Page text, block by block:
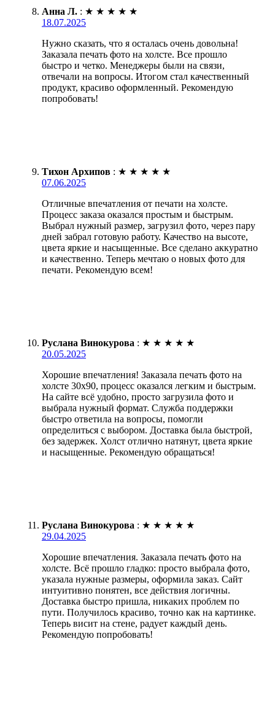
Анна Л. : ★ ★ ★ ★ ★
18.07.2025
Нужно сказать, что я осталась очень довольна!
Заказала печать фото на холсте. Все прошло
быстро и четко. Менеджеры были на связи,
отвечали на вопросы. Итогом стал качественный
продукт, красиво оформленный. Рекомендую
попробовать!
Тихон Архипов : ★ ★ ★ ★ ★
07.06.2025
Отличные впечатления от печати на холсте.
Процесс заказа оказался простым и быстрым.
Выбрал нужный размер, загрузил фото, через пару
дней забрал готовую работу. Качество на высоте,
цвета яркие и насыщенные. Все сделано аккуратно
и качественно. Теперь мечтаю о новых фото для
печати. Рекомендую всем!
Руслана Винокурова : ★ ★ ★ ★ ★
20.05.2025
Хорошие впечатления! Заказала печать фото на
холсте 30х90, процесс оказался легким и быстрым.
На сайте всё удобно, просто загрузила фото и
выбрала нужный формат. Служба поддержки
быстро ответила на вопросы, помогли
определиться с выбором. Доставка была быстрой,
без задержек. Холст отлично натянут, цвета яркие
и насыщенные. Рекомендую обращаться!
Руслана Винокурова : ★ ★ ★ ★ ★
29.04.2025
Хорошие впечатления. Заказала печать фото на
холсте. Всё прошло гладко: просто выбрала фото,
указала нужные размеры, оформила заказ. Сайт
интуитивно понятен, все действия логичны.
Доставка быстро пришла, никаких проблем по
пути. Получилось красиво, точно как на картинке.
Теперь висит на стене, радует каждый день.
Рекомендую попробовать!